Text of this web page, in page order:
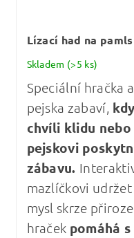
Lízací had na
Skladem (>5 ks)
Speciální hračka
pejska zabaví,
chvíli klidu
pejskovi
zábavu.
mazlíčkovi
mysl skrze
hraček pomáhá